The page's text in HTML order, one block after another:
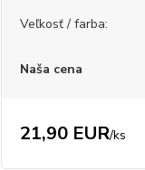
Veľkosť / farba:
Naša cena
21,90 EUR/ks